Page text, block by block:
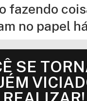
fazendo
no papel
SE